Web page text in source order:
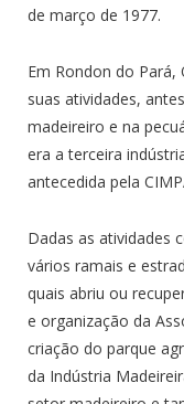
de março de 1977.
Em Rondon do
suas atividades,
madeireiro e na
era a terceira
antecedida pela
Dadas as atividades
vários ramais e
quais abriu ou
e organização da
criação do parque
da Indústria